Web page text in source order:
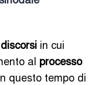
discorsi in cui
al processo
questo tempo di